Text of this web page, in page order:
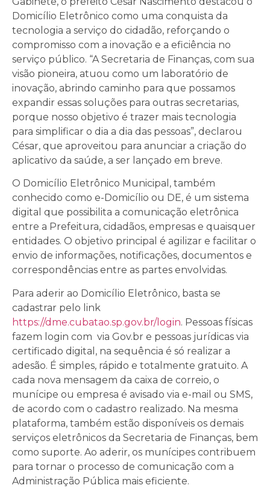
Domicílio Eletrônico como uma conquista da
tecnologia a serviço do cidadão, reforçando o
compromisso com a inovação e a eficiência no
serviço público. “A Secretaria de Finanças, com sua
visão pioneira, atuou como um laboratório de
inovação, abrindo caminho para que possamos
expandir essas soluções para outras secretarias,
porque nosso objetivo é trazer mais tecnologia
para simplificar o dia a dia das pessoas”, declarou
César, que aproveitou para anunciar a criação do
aplicativo da saúde, a ser lançado em breve.
O Domicílio Eletrônico Municipal, também
conhecido como e-Domicílio ou DE, é um sistema
digital que possibilita a comunicação eletrônica
entre a Prefeitura, cidadãos, empresas e quaisquer
entidades. O objetivo principal é agilizar e facilitar o
envio de informações, notificações, documentos e
correspondências entre as partes envolvidas.
Para aderir ao Domicílio Eletrônico, basta se
cadastrar pelo link
https://dme.cubatao.sp.gov.br/login. Pessoas físicas
fazem login com via Gov.br e pessoas jurídicas via
certificado digital, na sequência é só realizar a
adesão. É simples, rápido e totalmente gratuito. A
cada nova mensagem da caixa de correio, o
munícipe ou empresa é avisado via e-mail ou SMS,
de acordo com o cadastro realizado. Na mesma
plataforma, também estão disponíveis os demais
serviços eletrônicos da Secretaria de Finanças, bem
como suporte. Ao aderir, os munícipes contribuem
para tornar o processo de comunicação com a
Administração Pública mais eficiente.